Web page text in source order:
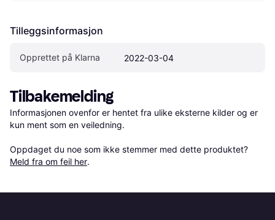
Tilleggsinformasjon
Opprettet på Klarna 2022-03-04
Tilbakemelding
Informasjonen ovenfor er hentet fra ulike eksterne kilder og er
kun ment som en veiledning.
Oppdaget du noe som ikke stemmer med dette produktet?
Meld fra om feil her.